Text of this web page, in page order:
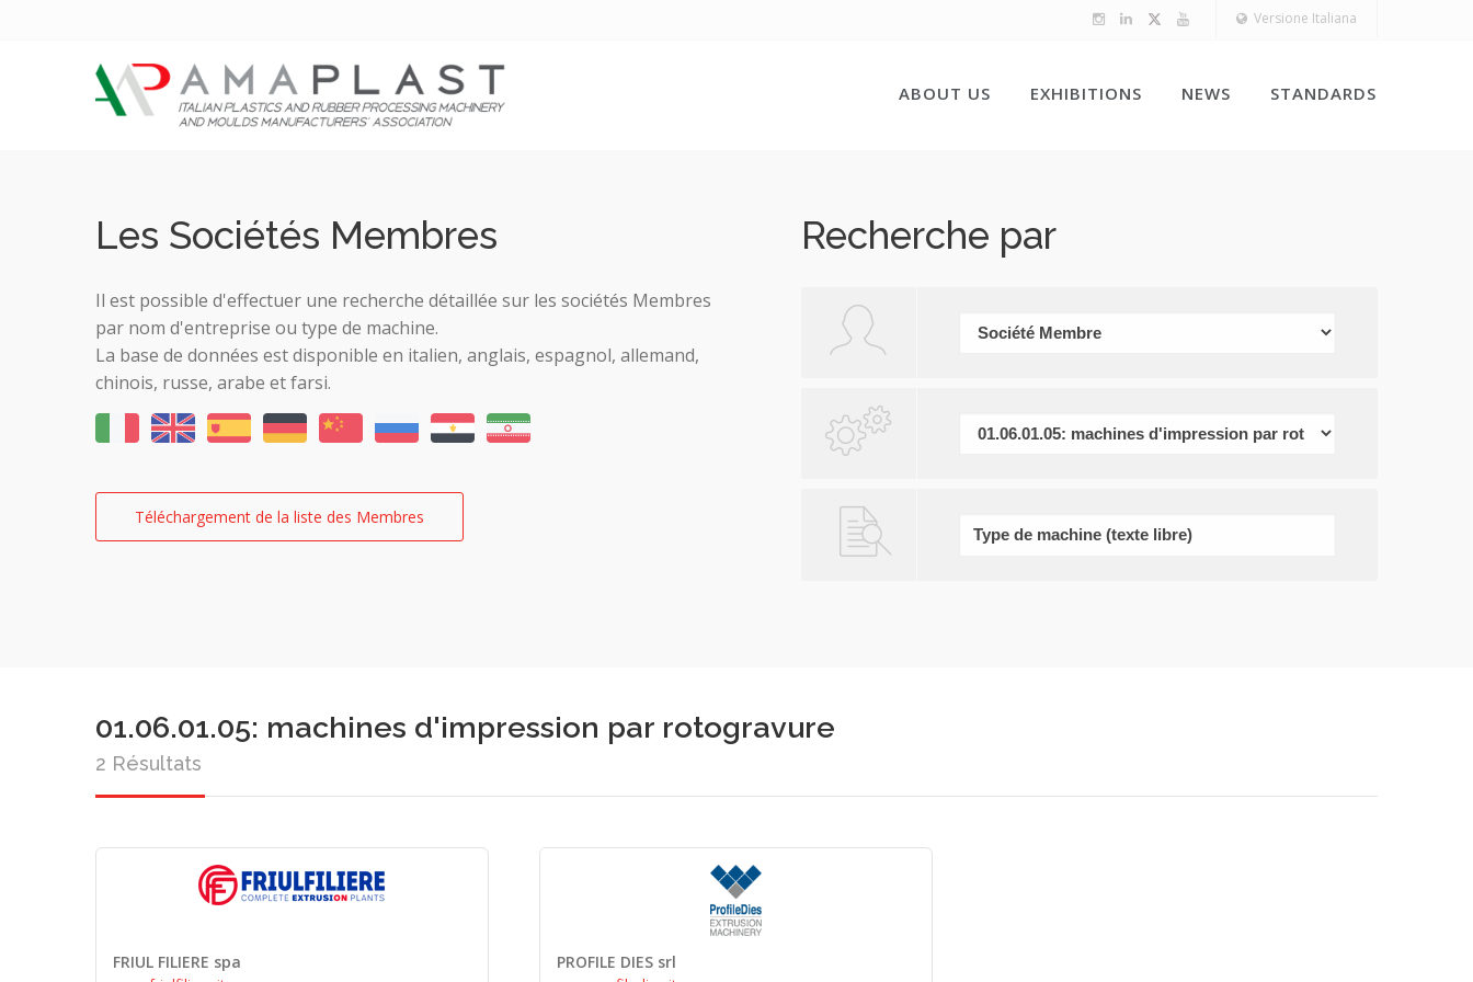
Versione Italiana
ABOUT US EXHIBITIONS NEWS STANDARDS
Les Sociétés Membres
Il est possible d'effectuer une recherche détaillée sur les sociétés Membres
par nom d'entreprise ou type de machine.
La base de données est disponible en italien, anglais, espagnol, allemand,
chinois, russe, arabe et farsi.
Téléchargement de la liste des Membres
Recherche par
01.06.01.05: machines d'impression par rotogravure
2 Résultats
FRIUL FILIERE spa PROFILE DIES srl